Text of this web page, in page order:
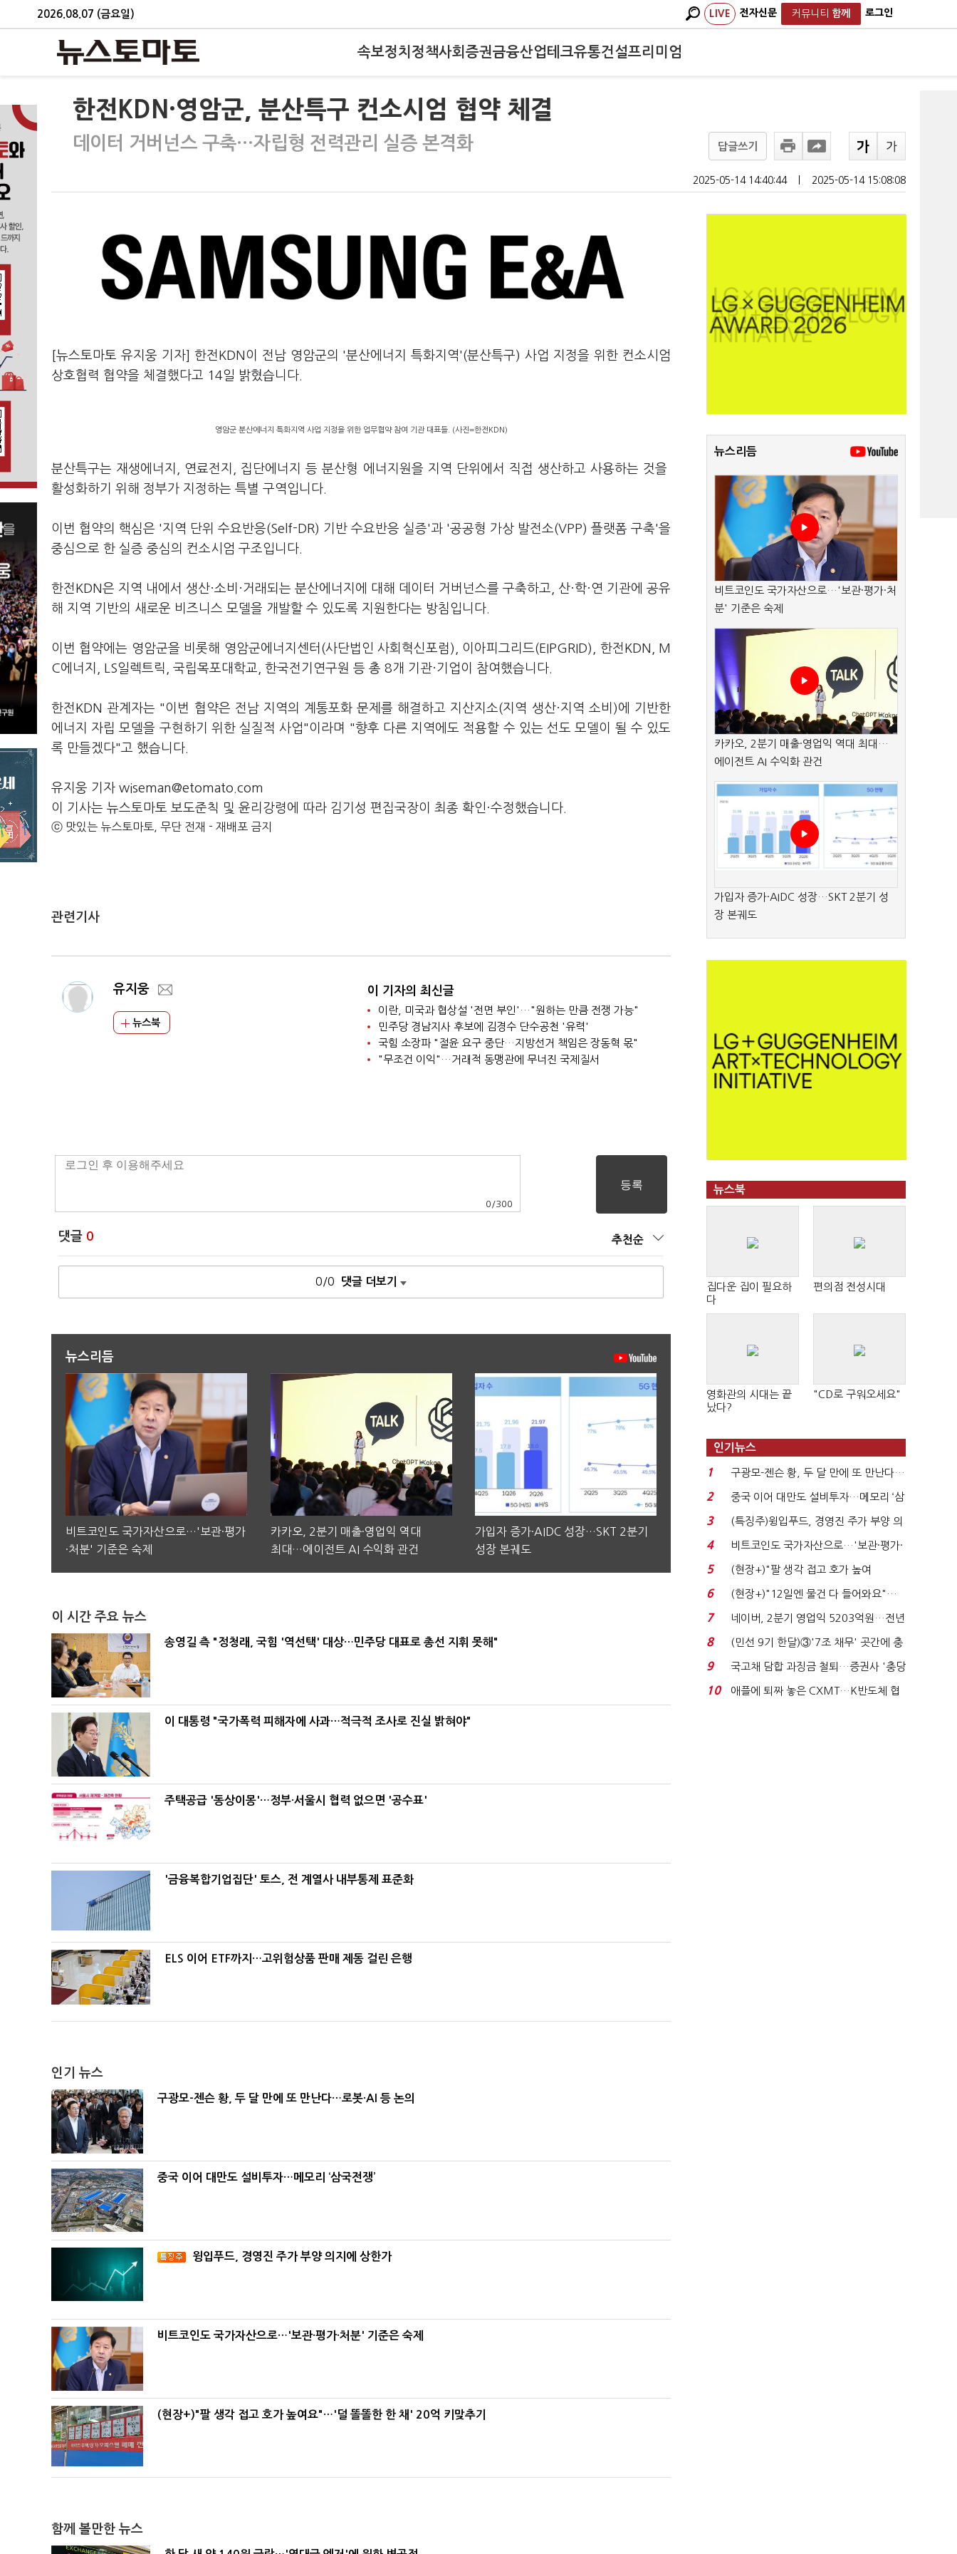
2026.08.07 (금요일) LIVE 전자신문 커뮤니티 함께 로그인
속보정치 정책사회 증권금융산업테크유통건설프리미엄
한전KDN·영암군, 분산특구 컨소시엄 협약 체결
데이터 거버넌스 구축…자립형 전력관리 실증 본격화 답글쓰기
2025-05-14 14:40:44 2025-05-14 15:08:08
[뉴스토마토 유지웅 기자] 한전KDN이 전남 영암군의 '분산에너지 특화지역'(분산특구) 사업 지정을 위한 컨소시엄
상호협력 협약을 체결했다고 14일 밝혔습니다.
영암군 분산에너지 특화지역 사업 지정을 위한 업무협약 참여 기관 대표들. (사진=한전KDN)
분산특구는 재생에너지, 연료전지, 집단에너지 등 분산형 에너지원을 지역 단위에서 직접 생산하고 사용하는 것을
활성화하기 위해 정부가 지정하는 특별 구역입니다.
이번 협약의 핵심은 '지역 단위 수요반응(Self-DR) 기반 수요반응 실증'과 '공공형 가상 발전소(VPP) 플랫폼 구축'을
중심으로 한 실증 중심의 컨소시엄 구조입니다.
한전KDN은 지역 내에서 생산·소비·거래되는 분산에너지에 대해 데이터 거버넌스를 구축하고, 산·학·연 기관에 공유
해 지역 기반의 새로운 비즈니스 모델을 개발할 수 있도록 지원한다는 방침입니다.
이번 협약에는 영암군을 비롯해 영암군에너지센터(사단법인 사회혁신포럼), 이아피그리드(EIPGRID), 한전KDN, M
C에너지, LS일렉트릭, 국립목포대학교, 한국전기연구원 등 총 8개 기관·기업이 참여했습니다.
한전KDN 관계자는 "이번 협약은 전남 지역의 계통포화 문제를 해결하고 지산지소(지역 생산·지역 소비)에 기반한
에너지 자립 모델을 구현하기 위한 실질적 사업"이라며 "향후 다른 지역에도 적용할 수 있는 선도 모델이 될 수 있도
록 만들겠다"고 했습니다.
유지웅 기자 wiseman@etomato.com
이 기사는 뉴스토마토 보도준칙 및 윤리강령에 따라 김기성 편집국장이 최종 확인·수정했습니다.
ⓒ 맛있는 뉴스토마토, 무단 전재 - 재배포 금지
관련기사
유지웅
뉴스북
이 기자의 최신글
이란, 미국과 협상설 '전면 부인'…"원하는 만큼 전쟁 가능"
민주당 경남지사 후보에 김경수 단수공천 '유력'
국힘 소장파 "절윤 요구 중단…지방선거 책임은 장동혁 몫"
"무조건 이익"…거래적 동맹관에 무너진 국제질서
0 /300
댓글 0 추천순
0/0 댓글 더보기
뉴스리듬
비트코인도 국가자산으로…'보관·평가
·처분' 기준은 숙제
카카오, 2분기 매출·영업익 역대
최대…에이전트 AI 수익화 관건
가입자 증가·AIDC 성장…SKT 2분기
성장 본궤도
이 시간 주요 뉴스
송영길 측 "정청래, 국힘 '역선택' 대상…민주당 대표로 총선 지휘 못해"
이 대통령 "국가폭력 피해자에 사과…적극적 조사로 진실 밝혀야"
주택공급 '동상이몽'…정부·서울시 협력 없으면 '공수표'
'금융복합기업집단' 토스, 전 계열사 내부통제 표준화
ELS 이어 ETF까지…고위험상품 판매 제동 걸린 은행
인기 뉴스
구광모-젠슨 황, 두 달 만에 또 만난다…로봇·AI 등 논의
중국 이어 대만도 설비투자…메모리 ‘삼국전쟁’
윙입푸드, 경영진 주가 부양 의지에 상한가
비트코인도 국가자산으로…'보관·평가·처분' 기준은 숙제
(현장+)"팔 생각 접고 호가 높여요"…'덜 똘똘한 한 채' 20억 키맞추기
함께 볼만한 뉴스
뉴스리듬
비트코인도 국가자산으로…'보관·평가·처
분' 기준은 숙제
카카오, 2분기 매출·영업익 역대 최대…
에이전트 AI 수익화 관건
가입자 증가·AIDC 성장…SKT 2분기 성
장 본궤도
뉴스북
집다운 집이 필요하
다
편의점 전성시대
영화관의 시대는 끝
났다?
"CD로 구워오세요"
인기뉴스
1
구광모-젠슨 황, 두 달 만에 또 만난다…
로봇·AI 등 논...
2
중국 이어 대만도 설비투자…메모리 ‘삼
국전쟁’
3
(특징주)윙입푸드, 경영진 주가 부양 의
지에 상한가...
4
비트코인도 국가자산으로…'보관·평가·
처분' 기준은 ...
5
(현장+)"팔 생각 접고 호가 높여
요"…'덜 똘똘한 한 채' 20...
6
(현장+)"12일엔 물건 다 들어와요"…
빈 매대 채우며 문 연 ...
7
네이버, 2분기 영업익 5203억원…전년
비 0.2% 감소...
8
(민선 9기 한달)③'7조 채무' 곳간에 충
격…추미애, 20년...
9
국고채 담합 과징금 철퇴…증권사 '충당
금 폭탄' 우려...
10
애플에 퇴짜 놓은 CXMT…K반도체 협